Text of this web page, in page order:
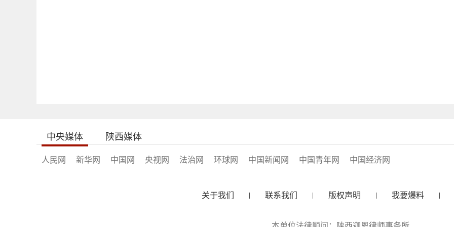
中央媒体 陕西媒体
人民网 新华网 中国网 央视网 法治网 环球网 中国新闻网 中国青年网 中国经济网
关于我们 联系我们 版权声明 我要爆料